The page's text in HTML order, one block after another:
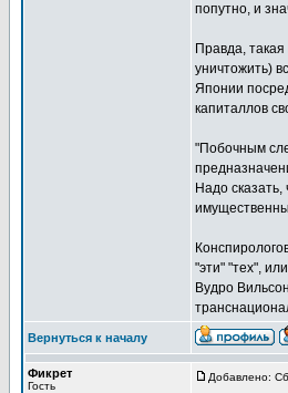
попутно, и
Правда,
уничтожить)
Японии
капиталлов
"Побочным
Надо
"эти" "тех",
Вудро
Вернуться к началу
Фикрет
Гость
Добавлено: